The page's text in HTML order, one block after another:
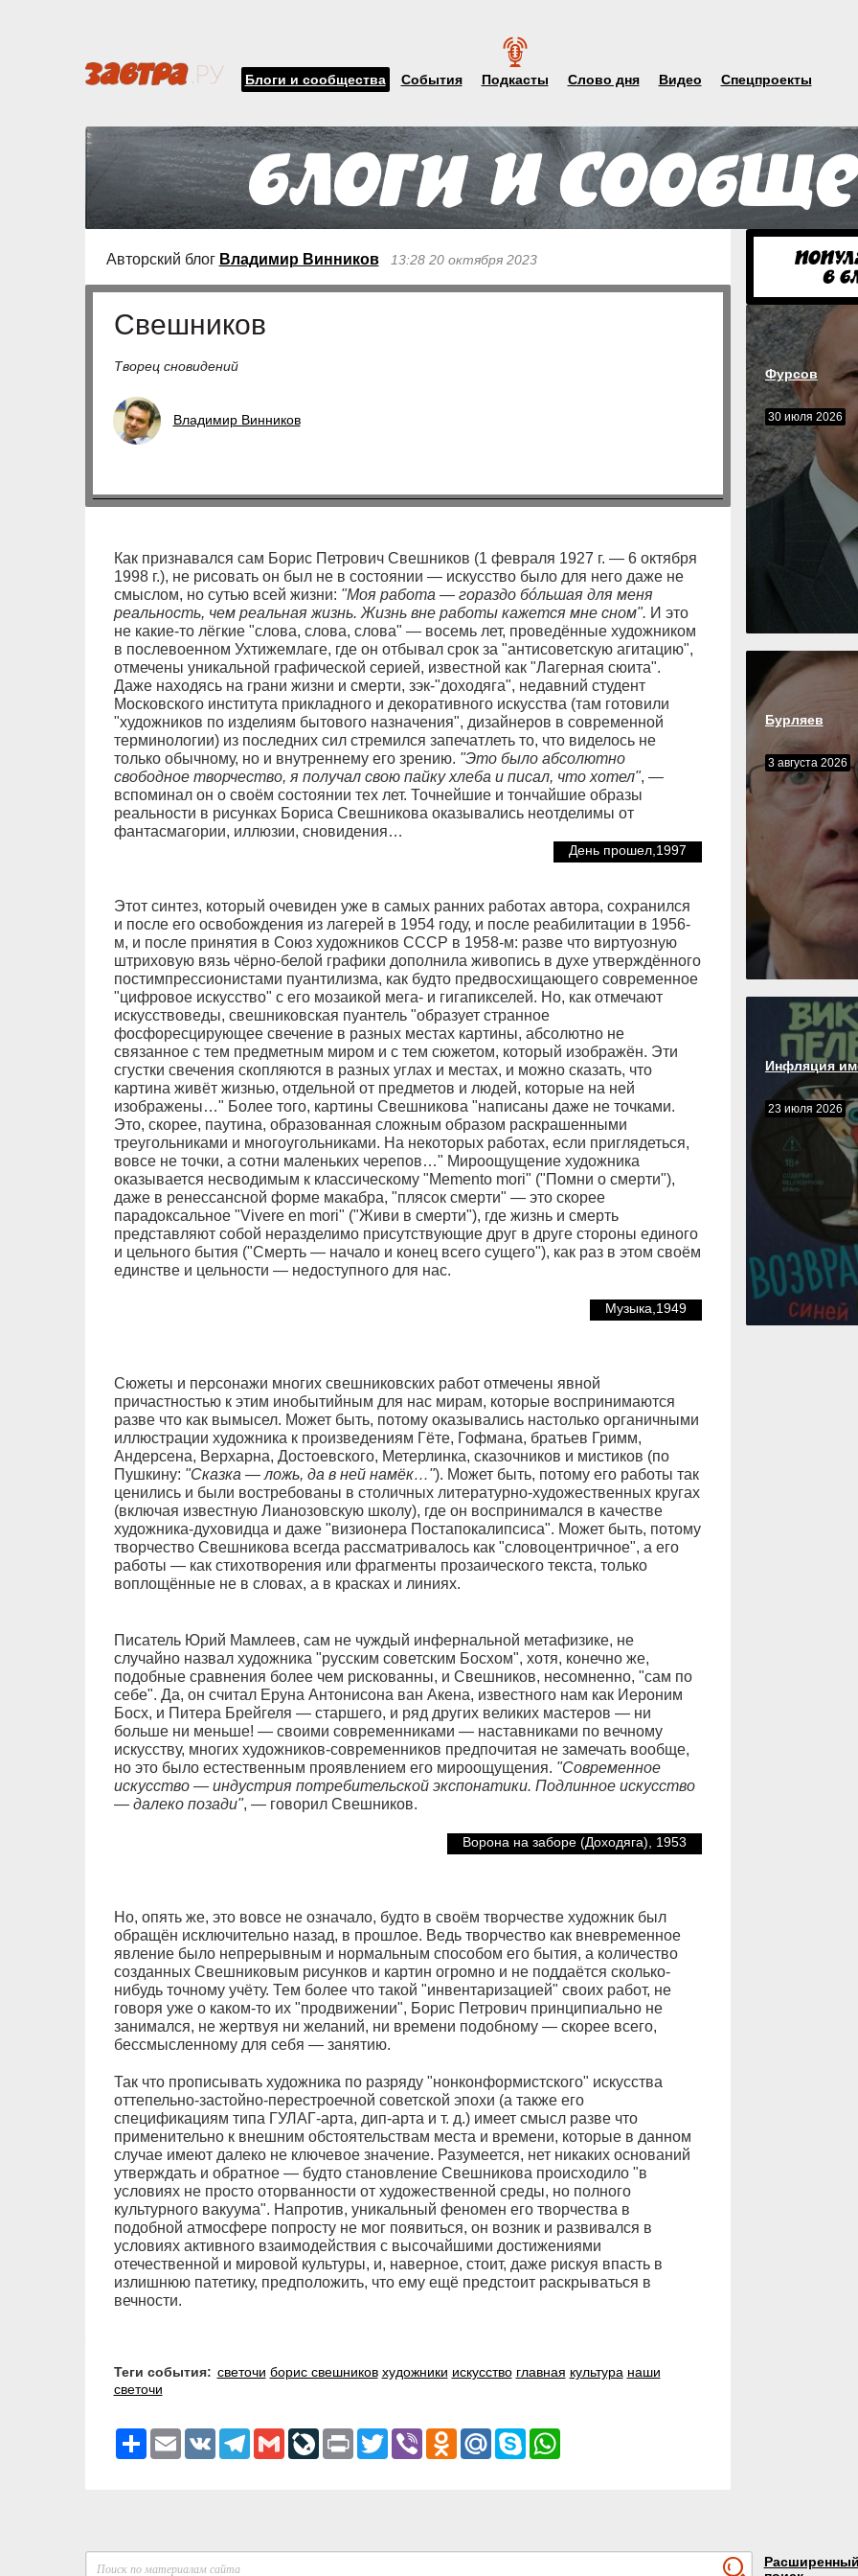
Блоги и сообщества События Подкасты Слово дня Видео Спецпроекты
Авторский блог Владимир Винников 13:28 20 октября 2023
Свешников
Творец сновидений
Владимир Винников
Как признавался сам Борис Петрович Свешников (1 февраля 1927 г. — 6 октября
1998 г.), не рисовать он был не в состоянии — искусство было для него даже не
смыслом, но сутью всей жизни: "Моя работа — гораздо бóльшая для меня
реальность, чем реальная жизнь. Жизнь вне работы кажется мне сном". И это
не какие-то лёгкие "слова, слова, слова" — восемь лет, проведённые художником
в послевоенном Ухтижемлаге, где он отбывал срок за "антисоветскую агитацию",
отмечены уникальной графической серией, известной как "Лагерная сюита".
Даже находясь на грани жизни и смерти, зэк-"доходяга", недавний студент
Московского института прикладного и декоративного искусства (там готовили
"художников по изделиям бытового назначения", дизайнеров в современной
терминологии) из последних сил стремился запечатлеть то, что виделось не
только обычному, но и внутреннему его зрению. "Это было абсолютно
свободное творчество, я получал свою пайку хлеба и писал, что хотел", —
вспоминал он о своём состоянии тех лет. Точнейшие и тончайшие образы
реальности в рисунках Бориса Свешникова оказывались неотделимы от
фантасмагории, иллюзии, сновидения…
День прошел,1997
Этот синтез, который очевиден уже в самых ранних работах автора, сохранился
и после его освобождения из лагерей в 1954 году, и после реабилитации в 1956-
м, и после принятия в Союз художников СССР в 1958-м: разве что виртуозную
штриховую вязь чёрно-белой графики дополнила живопись в духе утверждённого
постимпрессионистами пуантилизма, как будто предвосхищающего современное
"цифровое искусство" с его мозаикой мега- и гигапикселей. Но, как отмечают
искусствоведы, свешниковская пуантель "образует странное
фосфоресцирующее свечение в разных местах картины, абсолютно не
связанное с тем предметным миром и с тем сюжетом, который изображён. Эти
сгустки свечения скопляются в разных углах и местах, и можно сказать, что
картина живёт жизнью, отдельной от предметов и людей, которые на ней
изображены…" Более того, картины Свешникова "написаны даже не точками.
Это, скорее, паутина, образованная сложным образом раскрашенными
треугольниками и многоугольниками. На некоторых работах, если приглядеться,
вовсе не точки, а сотни маленьких черепов…" Мироощущение художника
оказывается несводимым к классическому "Memento mori" ("Помни о смерти"),
даже в ренессансной форме макабра, "плясок смерти" — это скорее
парадоксальное "Vivere en mori" ("Живи в смерти"), где жизнь и смерть
представляют собой неразделимо присутствующие друг в друге стороны единого
и цельного бытия ("Смерть — начало и конец всего сущего"), как раз в этом своём
единстве и цельности — недоступного для нас.
Музыка,1949
Сюжеты и персонажи многих свешниковских работ отмечены явной
причастностью к этим инобытийным для нас мирам, которые воспринимаются
разве что как вымысел. Может быть, потому оказывались настолько органичными
иллюстрации художника к произведениям Гёте, Гофмана, братьев Гримм,
Андерсена, Верхарна, Достоевского, Метерлинка, сказочников и мистиков (по
Пушкину: "Сказка — ложь, да в ней намёк…"). Может быть, потому его работы так
ценились и были востребованы в столичных литературно-художественных кругах
(включая известную Лианозовскую школу), где он воспринимался в качестве
художника-духовидца и даже "визионера Постапокалипсиса". Может быть, потому
творчество Свешникова всегда рассматривалось как "словоцентричное", а его
работы — как стихотворения или фрагменты прозаического текста, только
воплощённые не в словах, а в красках и линиях.
Писатель Юрий Мамлеев, сам не чуждый инфернальной метафизике, не
случайно назвал художника "русским советским Босхом", хотя, конечно же,
подобные сравнения более чем рискованны, и Свешников, несомненно, "сам по
себе". Да, он считал Еруна Антонисона ван Акена, известного нам как Иероним
Босх, и Питера Брейгеля — старшего, и ряд других великих мастеров — ни
больше ни меньше! — своими современниками — наставниками по вечному
искусству, многих художников-современников предпочитая не замечать вообще,
но это было естественным проявлением его мироощущения. "Современное
искусство — индустрия потребительской экспонатики. Подлинное искусство
— далеко позади", — говорил Свешников.
Ворона на заборе (Доходяга), 1953
Но, опять же, это вовсе не означало, будто в своём творчестве художник был
обращён исключительно назад, в прошлое. Ведь творчество как вневременное
явление было непрерывным и нормальным способом его бытия, а количество
созданных Свешниковым рисунков и картин огромно и не поддаётся сколько-
нибудь точному учёту. Тем более что такой "инвентаризацией" своих работ, не
говоря уже о каком-то их "продвижении", Борис Петрович принципиально не
занимался, не жертвуя ни желаний, ни времени подобному — скорее всего,
бессмысленному для себя — занятию.
Так что прописывать художника по разряду "нонконформистского" искусства
оттепельно-застойно-перестроечной советской эпохи (а также его
спецификациям типа ГУЛАГ-арта, дип-арта и т. д.) имеет смысл разве что
применительно к внешним обстоятельствам места и времени, которые в данном
случае имеют далеко не ключевое значение. Разумеется, нет никаких оснований
утверждать и обратное — будто становление Свешникова происходило "в
условиях не просто оторванности от художественной среды, но полного
культурного вакуума". Напротив, уникальный феномен его творчества в
подобной атмосфере попросту не мог появиться, он возник и развивался в
условиях активного взаимодействия с высочайшими достижениями
отечественной и мировой культуры, и, наверное, стоит, даже рискуя впасть в
излишнюю патетику, предположить, что ему ещё предстоит раскрываться в
вечности.
Теги события: светочи борис свешников художники искусство главная культура наши
светочи
РесурсEmail VK Telegram
GmailLiveJournal
Print TwitterViber Odnoklassniki
Mail.RuSkypeWhatsApp
Фурсов
30 июля 2026
Бурляев
3 августа 2026
Инфляция
23 июля 2026